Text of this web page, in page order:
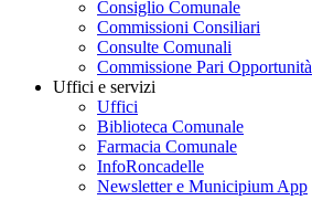
Consiglio Comunale
Commissioni Consiliari
Consulte Comunali
Commissione Pari Opportunità
Uffici e servizi
Uffici
Biblioteca Comunale
Farmacia Comunale
InfoRoncadelle
Newsletter e Municipium App